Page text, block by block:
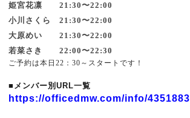
姫宮花凛 21:30〜22:00
小川さくら 21:30〜22:00
大原めい 21:30〜22:00
若菜さき 22:00〜22:30
ご予約は本日22：30～スタートです！
■メンバー別URL一覧
https://officedmw.com/info/4351883